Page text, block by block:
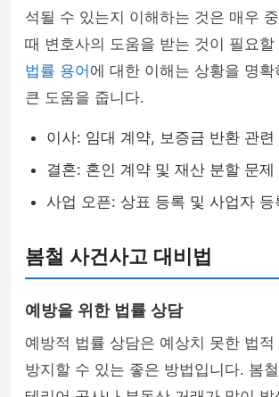
석될 수 있는지 이해하는 것은 매우
때 변호사의 도움을 받는 것이 필요할
법률 용어 에 대한 이해는 상황을 명확
큰 도움을 줍니다.
이사: 임대 계약, 보증금 반환 관련
결혼: 혼인 계약 및 재산 분할 문제
사업 오픈: 상표 등록 및 사업자 등
봄철 사건사고 대비법
예방을 위한 법률 상담
예방적 법률 상담은 예상치 못한 법적
방지할 수 있는 좋은 방법입니다. 봄